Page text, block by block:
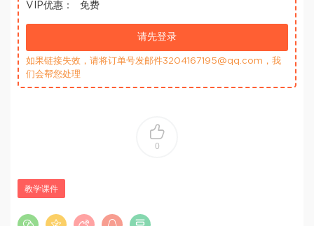
VIP优惠：
免费
请先登录
如果链接失效，请将订单号发邮件3204167195@qq.com，我
们会帮您处理
0
教学课件